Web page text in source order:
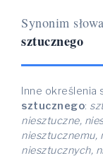
Synonim słowa
sztucznego
Inne określenia
sztucznego:
niesztuczne,
niesztucznemu,
niesztucznych,